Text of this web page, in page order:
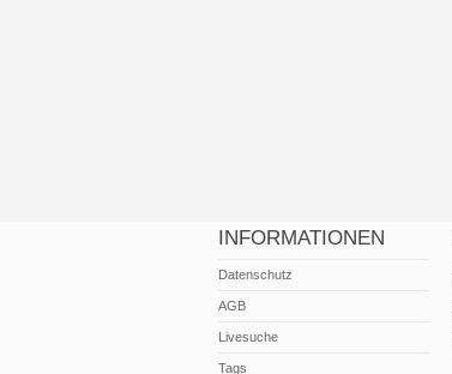
INFORMATIONEN
Datenschutz
AGB
Livesuche
Tags